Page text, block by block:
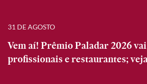
31 DE AGOSTO
Vem aí! Prêmio Paladar 2026
profissionais e restaurantes;